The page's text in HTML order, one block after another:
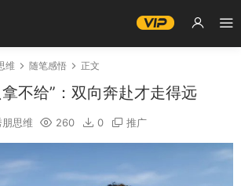
维 随笔感悟 正文
不给”：双向奔赴才走得远
朋思维 260 0 推广